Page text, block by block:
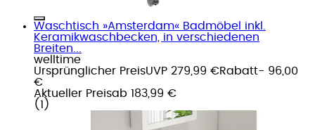
Waschtisch »Amsterdam« Badmöbel inkl.
Keramikwaschbecken, in verschiedenen
Breiten...
welltime
Ursprünglicher PreisUVP 279,99 €Rabatt- 96,00
€
Aktueller Preisab 183,99 €
( 1 )